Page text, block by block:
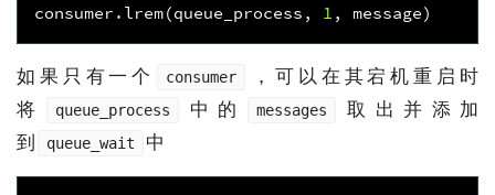
consumer . lrem(queue_process , 1 , message)
如果只有一个 consumer
，可以在其宕机重启时
将
queue_process 中的 messages
取出并添加
到
queue_wait 中